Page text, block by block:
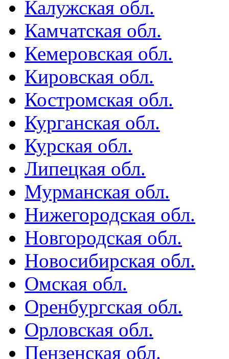
Калужская обл.
Камчатская обл.
Кемеровская обл.
Кировская обл.
Костромская обл.
Курганская обл.
Курская обл.
Липецкая обл.
Мурманская обл.
Нижегородская обл.
Новгородская обл.
Новосибирская обл.
Омская обл.
Оренбургская обл.
Орловская обл.
Пензенская обл.